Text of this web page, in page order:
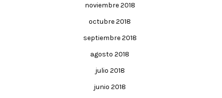
noviembre 2018
octubre 2018
septiembre 2018
agosto 2018
julio 2018
junio 2018